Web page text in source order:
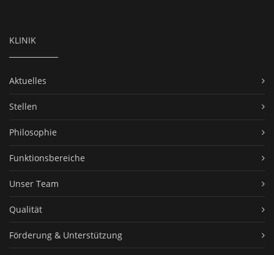
KLINIK
Aktuelles
Stellen
Philosophie
Funktionsbereiche
Unser Team
Qualität
Förderung & Unterstützung